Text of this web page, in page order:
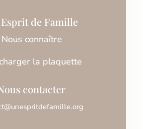
de Famille
Nous connaître
la plaquette
contacter